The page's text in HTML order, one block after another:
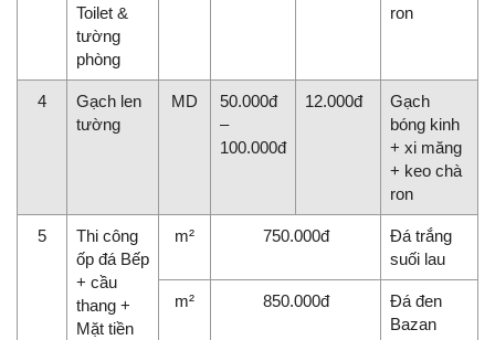
Toilet &
tường
phòng
ron
4
Gạch len
tường
MD
50.000đ
–
100.000đ
12.000đ
Gạch
bóng kinh
+ xi măng
+ keo chà
ron
5
Thi công
ốp đá Bếp
+ cầu
thang +
Mặt tiền
m² 750.000đ
Đá trắng
suối lau
m² 850.000đ
Đá đen
Bazan